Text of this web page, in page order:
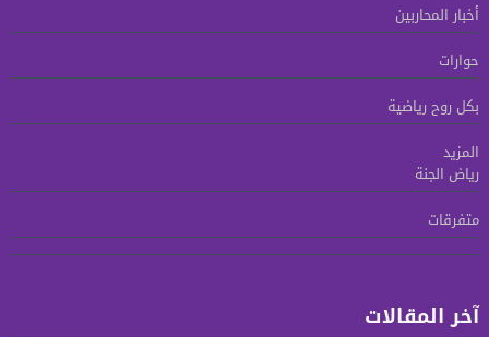
أخبار المحاربين
حوارات
بكل روح رياضية
المزيد
رياض الجنة
متفرقات
آخر المقالات